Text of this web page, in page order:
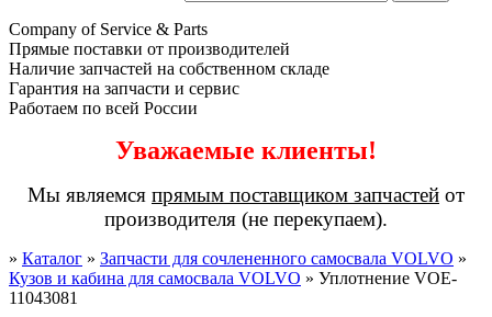
Company of Service & Parts
Прямые поставки от производителей
Наличие запчастей на собственном складе
Гарантия на запчасти и сервис
Работаем по всей России
Уважаемые клиенты!
Мы являемся прямым поставщиком запчастей от
производителя (не перекупаем).
» Каталог » Запчасти для сочлененного самосвала VOLVO »
Кузов и кабина для самосвала VOLVO » Уплотнение VOE-
11043081